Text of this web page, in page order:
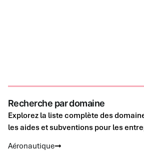
Recherche par domaine
Explorez la liste complète des
les aides et subventions pour les
Aéronautique